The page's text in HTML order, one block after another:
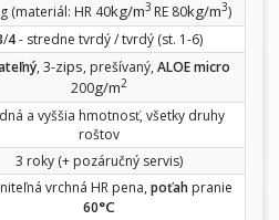
(materiál: HR 40kg/m3 RE 80kg/m3)
/4- stredne tvrdý / tvrdý (st. 1-6)
, 3-zips, prešívaný, ALOE micro
200g/m2
a vyššia hmotnosť, všetky druhy
roštov
3 roky (+ pozáručný servis)
vrchná HR pena, poťahpranie
60°C